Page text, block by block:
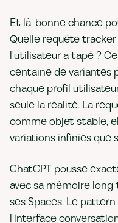
Et là, bonne chance
Quelle requête
l'utilisateur a tapé ?
centaine de variantes
chaque profil
seule la réalité. La
comme objet stable,
variations infinies que
ChatGPT pousse
avec sa mémoire
ses Spaces. Le
l'interface